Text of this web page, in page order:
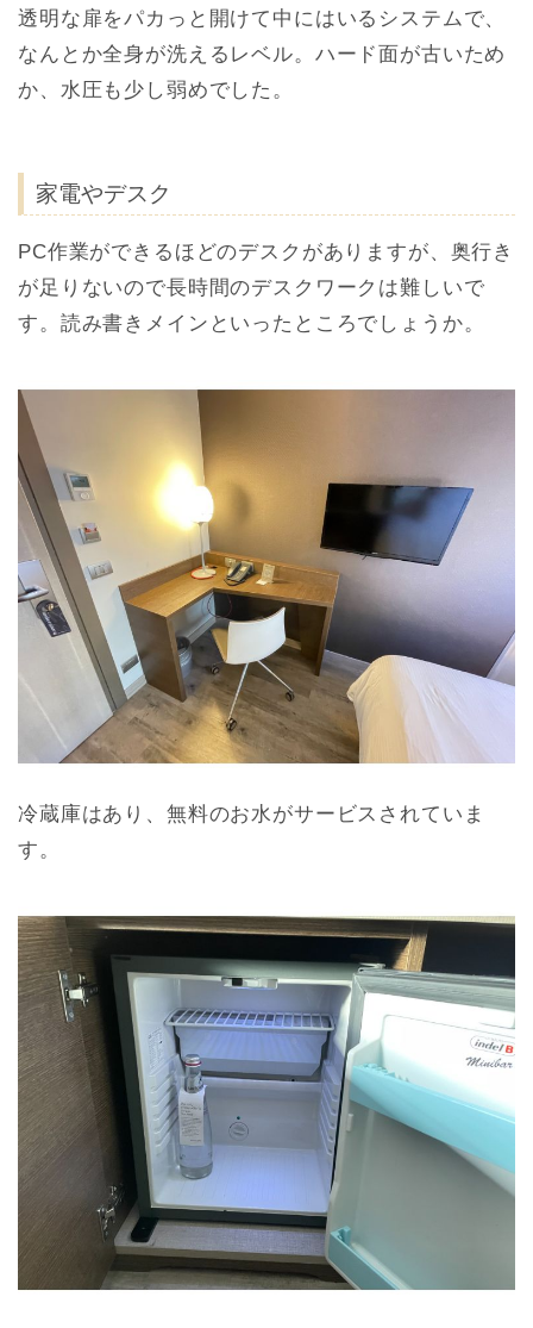
透明な扉をパカっと開けて中にはいるシステムで、
なんとか全身が洗えるレベル。ハード面が古いため
か、水圧も少し弱めでした。
家電やデスク
PC作業ができるほどのデスクがありますが、奥行き
が足りないので長時間のデスクワークは難しいで
す。読み書きメインといったところでしょうか。
冷蔵庫はあり、無料のお水がサービスされていま
す。